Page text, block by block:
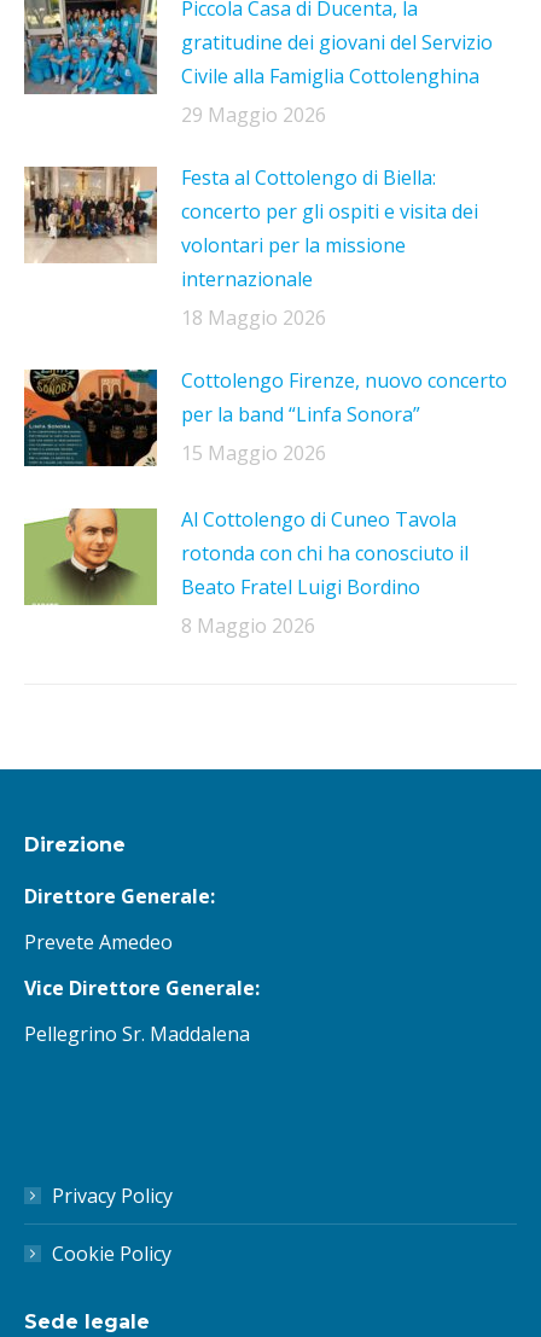
Piccola Casa di Ducenta, la
gratitudine dei giovani del Servizio
Civile alla Famiglia Cottolenghina
29 Maggio 2026
Festa al Cottolengo di Biella:
concerto per gli ospiti e visita dei
volontari per la missione
internazionale
18 Maggio 2026
Cottolengo Firenze, nuovo concerto
per la band “Linfa Sonora”
15 Maggio 2026
Al Cottolengo di Cuneo Tavola
rotonda con chi ha conosciuto il
Beato Fratel Luigi Bordino
8 Maggio 2026
Direzione
Direttore Generale:
Prevete Amedeo
Vice Direttore Generale:
Pellegrino Sr. Maddalena
Privacy Policy
Cookie Policy
Sede legale